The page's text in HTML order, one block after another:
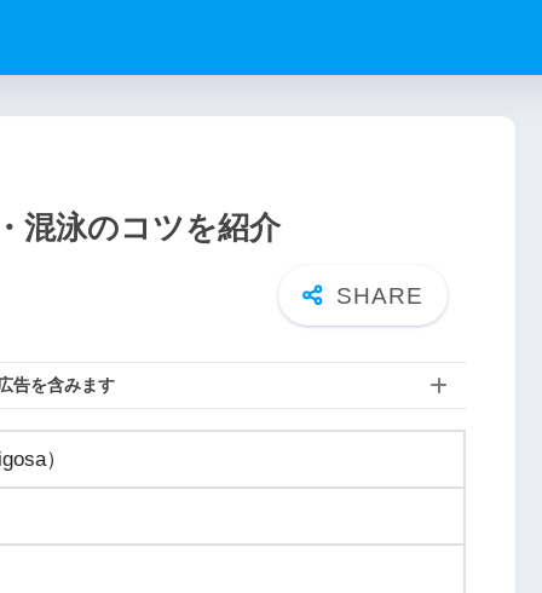
混泳のコツを紹介
告を含みます
）